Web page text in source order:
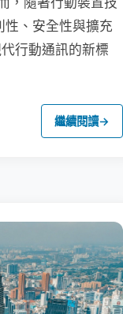
、安全性與擴充
行動通訊的新標
繼續閱讀→